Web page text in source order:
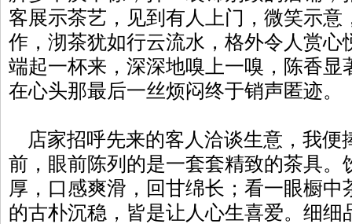
客展示茶艺，见到有人上门，微笑示意
作，沏茶犹如行云流水，格外令人赏心
端起一杯来，深深地嗅上一嗅，陈香显
在心头那最后一丝烦闷终于销声匿迹。
店家招呼先来的客人洽谈生意，我便
前，眼前陈列的是一套套精致的茶具。
厚，口感爽滑，回甘绵长；看一眼橱
的古朴沉稳，皆是让人心生喜爱。细细